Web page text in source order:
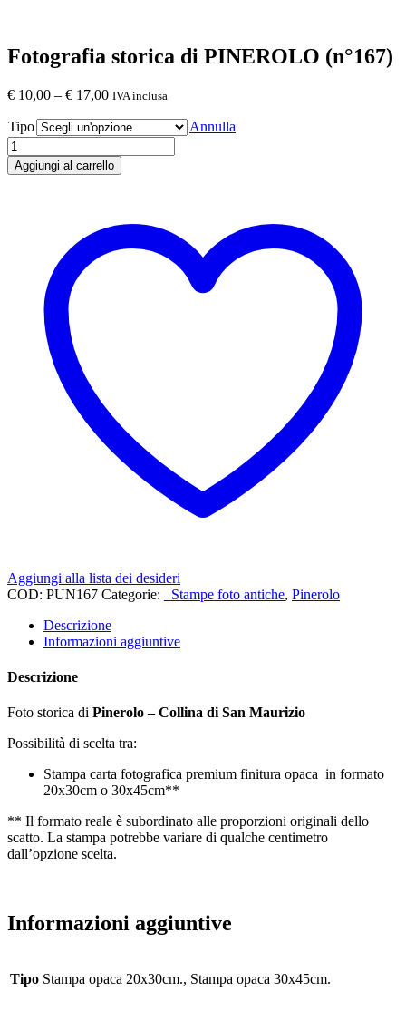
Fotografia storica di PINEROLO (n°167)
€ 10,00 – € 17,00 IVA inclusa
Tipo
Annulla
Quantità
Aggiungi al carrello
Aggiungi alla lista dei desideri
COD: PUN167 Categorie: _Stampe foto antiche, Pinerolo
Descrizione
Informazioni aggiuntive
Descrizione
Foto storica di Pinerolo – Collina di San Maurizio
Possibilità di scelta tra:
Stampa carta fotografica premium finitura opaca in formato
20x30cm o 30x45cm**
** Il formato reale è subordinato alle proporzioni originali dello
scatto. La stampa potrebbe variare di qualche centimetro
dall’opzione scelta.
Informazioni aggiuntive
Tipo Stampa opaca 20x30cm., Stampa opaca 30x45cm.